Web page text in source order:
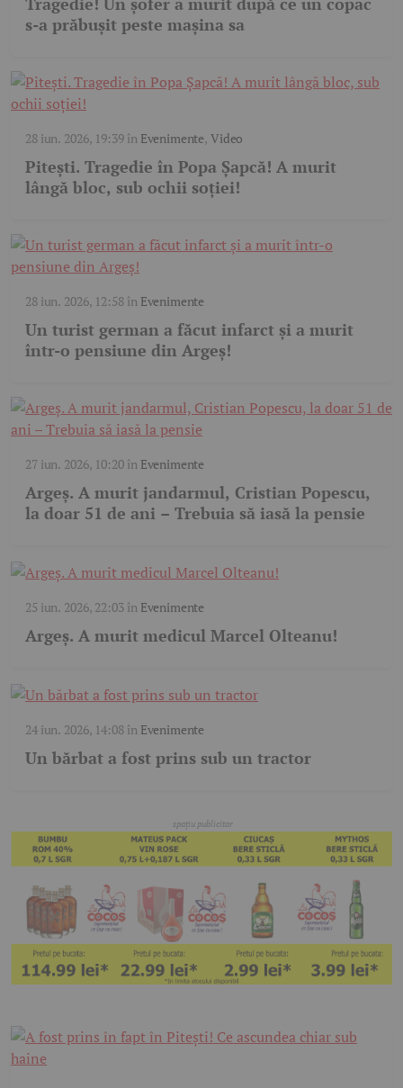
s-a prăbușit peste mașina sa
28 iun. 2026, 19:39în Evenimente,Video
Pitești. Tragedie în Popa Șapcă! A murit
lângă bloc, sub ochii soției!
28 iun. 2026, 12:58în Evenimente
Un turist german a făcut infarct și a murit
într-o pensiune din Argeș!
27 iun. 2026, 10:20în Evenimente
Argeș. A murit jandarmul, Cristian Popescu,
la doar 51 de ani – Trebuia să iasă la pensie
25 iun. 2026, 22:03în Evenimente
Argeș. A murit medicul Marcel Olteanu!
24 iun. 2026, 14:08în Evenimente
Un bărbat a fost prins sub un tractor